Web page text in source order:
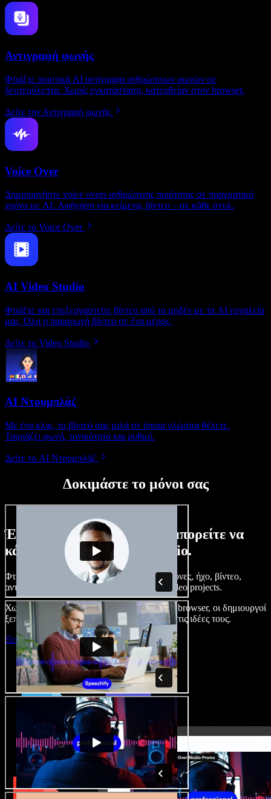
Αντιγραφή φωνής
Φτιάξτε ποιοτικά AI αντίγραφα ανθρώπινων φωνών σε
δευτερόλεπτα. Χωρίς εγκατάσταση, κατευθείαν στον browser.
Δείτε την Αντιγραφή φωνής
Voice Over
Δημιουργήστε voice overs ανθρώπινης ποιότητας σε πραγματικό
χρόνο με AI. Αφήγηση για κείμενα, βίντεο – σε κάθε στυλ.
Δείτε το Voice Over
AI Video Studio
Φτιάξτε και επεξεργαστείτε βίντεο από το μηδέν με τα AI εργαλεία
μας. Όλη η παραγωγή βίντεο σε ένα μέρος.
Δείτε το Video Studio
AI Ντουμπλάζ
Με ένα κλικ, το βίντεό σας μιλά σε όποια γλώσσα θέλετε.
Ταιριάζει φωνή, τονικότητα και ρυθμό.
Δείτε το AI Ντουμπλάζ
Δοκιμάστε το μόνοι σας
Ένα μικρό δείγμα από όσα μπορείτε να
κάνετε με το Speechify Studio.
Φτιάξτε voice overs, προσθέστε δωρεάν εικόνες, ήχο, βίντεο,
αντιγραφή φωνής – ολοκληρωμένα audio/video projects.
Χωρίς καμπύλη εκμάθησης και με όλα στον browser, οι δημιουργοί
ξεπερνούν τα κλασικά όρια και δίνουν ζωή στις ιδέες τους.
Ξεκινήστε με το Studio